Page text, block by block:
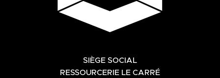
SIÈGE SOCIAL
RESSOURCERIE LE CARRÉ